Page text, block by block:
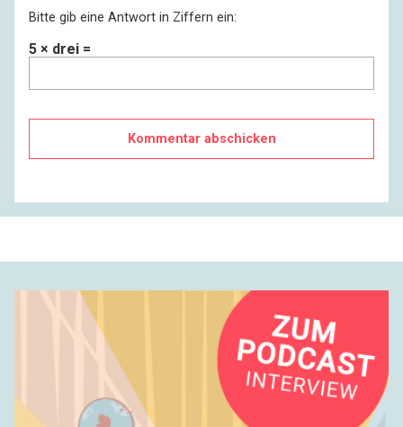
Bitte gib eine Antwort in Ziffern ein:
5 × drei =